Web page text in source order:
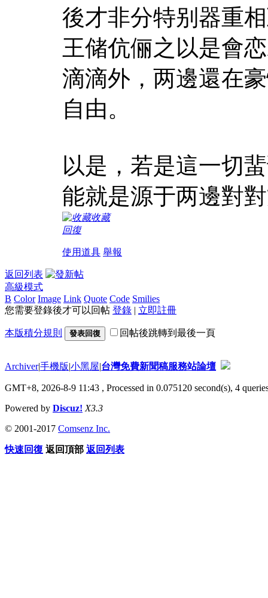
後才非分特别器重
王储伉俪之以是會
滴滴外，两邊還在
自由。
以是，若是這一切
能就是源于两邊對
收藏
回復
使用道具 舉報
返回列表
高級模式
B Color Image Link Quote Code Smilies
您需要登錄後才可以回帖 登錄 | 立即註冊
本版積分規則 發表回復 回帖後跳轉到最後一頁
Archiver|手機版|小黑屋|台灣免費新聞稿服務站論壇
GMT+8, 2026-8-9 11:43 , Processed in 0.075120 second(s), 4
Powered by Discuz! X3.3
© 2001-2017 Comsenz Inc.
快速回復 返回頂部 返回列表